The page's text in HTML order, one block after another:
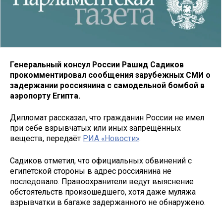
Генеральный консул России Рашид Садиков
прокомментировал сообщения зарубежных СМИ о
задержании россиянина с самодельной бомбой в
аэропорту Египта.
Дипломат рассказал, что гражданин России не имел
при себе взрывчатых или иных запрещённых
веществ, передаёт РИА «Новости».
Садиков отметил, что официальных обвинений с
египетской стороны в адрес россиянина не
последовало. Правоохранители ведут выяснение
обстоятельств произошедшего, хотя даже муляжа
взрывчатки в багаже задержанного не обнаружено.